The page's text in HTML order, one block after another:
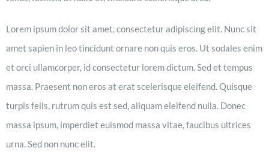
Lorem ipsum dolor sit amet, consectetur adipiscing elit. Nunc sit
amet sapien in leo tincidunt ornare non quis eros. Ut sodales enim
et orci ullamcorper, id consectetur lorem dictum. Sed et tempus
massa. Praesent non eros at erat scelerisque eleifend. Quisque
turpis felis, rutrum quis est sed, aliquam eleifend nulla. Donec
massa ipsum, imperdiet euismod massa vitae, faucibus ultrices
urna. Sed non nunc elit.